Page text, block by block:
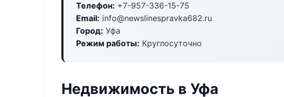
Телефон: +7-957-336-15-75
Email: info@newslinespravka682.ru
Город: Уфа
Режим работы: Круглосуточно
Недвижимость в Уфа